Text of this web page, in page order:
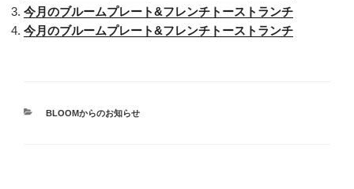
今月のブルームプレート&フレンチトーストランチ
今月のブルームプレート&フレンチトーストランチ
カ
BLOOMからのお知らせ